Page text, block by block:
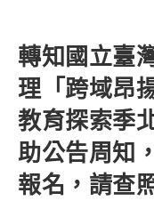
轉知國立臺
理「跨域昂
教育探索季
助公告周知
報名，請查